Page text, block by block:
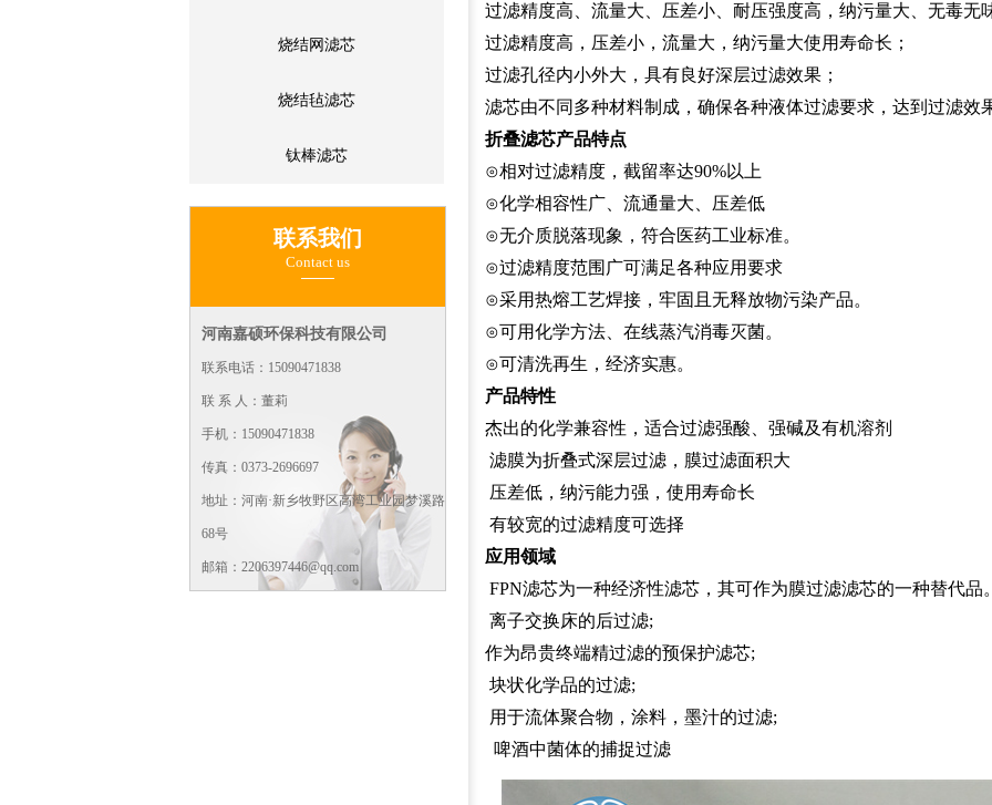
烧结网滤芯
烧结毡滤芯
钛棒滤芯
联系我们
Contact us
河南嘉硕环保科技有限公司
联系电话：15090471838
联 系 人：董莉
手机：15090471838
传真：0373-2696697
地址：河南·新乡牧野区高湾工业园梦溪路
68号
邮箱：2206397446@qq.com
过滤精度高、流量大、压差小、耐压强度高，纳污量大、无毒无
过滤精度高，压差小，流量大，纳污量大使用寿命长；
过滤孔径内小外大，具有良好深层过滤效果；
滤芯由不同多种材料制成，确保各种液体过滤要求，达到过滤效
折叠滤芯产品特点
⊙相对过滤精度，截留率达90%以上
⊙化学相容性广、流通量大、压差低
⊙无介质脱落现象，符合医药工业标准。
⊙过滤精度范围广可满足各种应用要求
⊙采用热熔工艺焊接，牢固且无释放物污染产品。
⊙可用化学方法、在线蒸汽消毒灭菌。
⊙可清洗再生，经济实惠。
产品特性
杰出的化学兼容性，适合过滤强酸、强碱及有机溶剂
滤膜为折叠式深层过滤，膜过滤面积大
压差低，纳污能力强，使用寿命长
有较宽的过滤精度可选择
应用领域
FPN滤芯为一种经济性滤芯，其可作为膜过滤滤芯的一种替代品
离子交换床的后过滤;
作为昂贵终端精过滤的预保护滤芯;
块状化学品的过滤;
用于流体聚合物，涂料，墨汁的过滤;
啤酒中菌体的捕捉过滤